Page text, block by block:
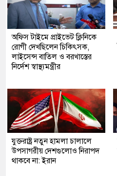
অফিস টাইমে প্রাইভেট ক্লিনিকে
রোগী দেখছিলেন চিকিৎসক,
লাইসেন্স বাতিল ও বরখাস্তের
নির্দেশ স্বাস্থ্যমন্ত্রীর
যুক্তরাষ্ট্র নতুন হামলা চালালে
উপসাগরীয় দেশগুলোও নিরাপদ
থাকবে না: ইরান